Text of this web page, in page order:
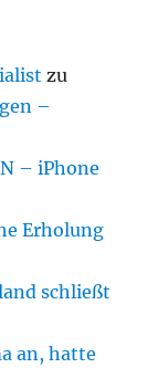
zu
–
– iPhone
Erholung
schließt
an, hatte